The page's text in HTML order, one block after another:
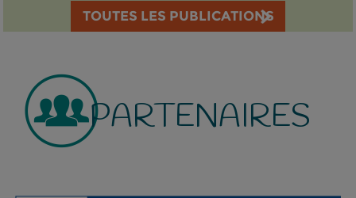
TOUTES LES PUBLICATIONS
PARTENAIRES